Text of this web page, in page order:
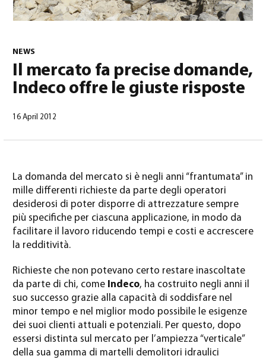
Italiano( Italiano)
NEWS
Il mercato fa precise domande,
Indeco offre le giuste risposte
16 April 2012
La domanda del mercato si è negli anni “frantumata” in
mille differenti richieste da parte degli operatori
desiderosi di poter disporre di attrezzature sempre
più specifiche per ciascuna applicazione, in modo da
facilitare il lavoro riducendo tempi e costi e accrescere
la redditività.
Richieste che non potevano certo restare inascoltate
da parte di chi, come Indeco, ha costruito negli anni il
suo successo grazie alla capacità di soddisfare nel
minor tempo e nel miglior modo possibile le esigenze
dei suoi clienti attuali e potenziali. Per questo, dopo
essersi distinta sul mercato per l’ampiezza “verticale”
della sua gamma di martelli demolitori idraulici